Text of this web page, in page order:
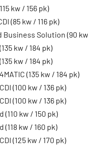
kw / 156 pk)
(85 kw / 116 pk)
Business Solution (90
kw / 184 pk)
kw / 184 pk)
(135 kw / 184 pk)
(100 kw / 136 pk)
(100 kw / 136 pk)
(110 kw / 150 pk)
(118 kw / 160 pk)
(125 kw / 170 pk)